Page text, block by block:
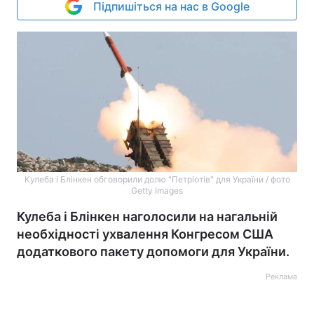
Підпишіться на нас в Google
Кулеба і Блінкен обговорили долю "Петріотів" для України / фото
Getty Images
Кулеба і Блінкен наголосили на нагальній
необхідності ухвалення Конгресом США
додаткового пакету допомоги для України.
Реклама